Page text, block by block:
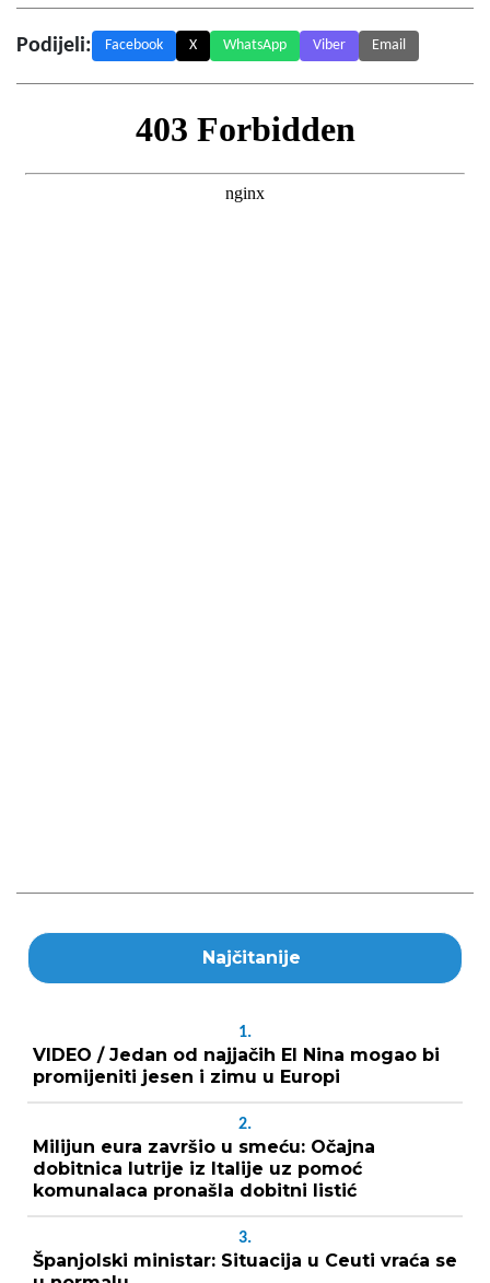
Podijeli: Facebook X WhatsApp Viber Email
Najčitanije
1.
VIDEO / Jedan od najjačih El Nina mogao bi
promijeniti jesen i zimu u Europi
2.
Milijun eura završio u smeću: Očajna
dobitnica lutrije iz Italije uz pomoć
komunalaca pronašla dobitni listić
3.
Španjolski ministar: Situacija u Ceuti vraća se